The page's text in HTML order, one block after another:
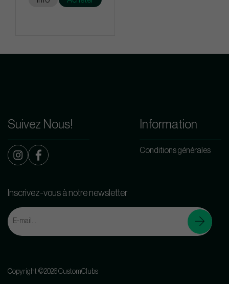
Suivez Nous! Information
Conditions générales
Inscrivez-vous à notre newsletter
Copyright ©2026 CustomClubs